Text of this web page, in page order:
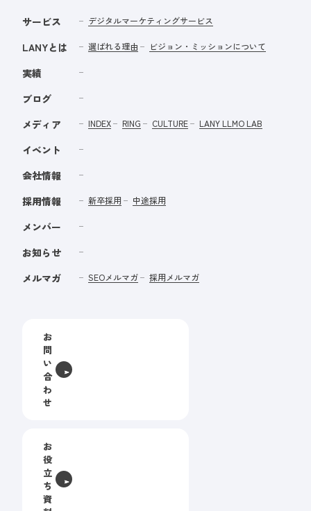
サービス デジタルマーケティングサービス
LANYとは 選ばれる理由 ビジョン・ミッションについて
実績
ブログ
メディア
INDEX RING CULTURE LANY LLMO LAB
イベント
会社情報
採用情報
新卒採用 中途採用
メンバー
お知らせ
メルマガ
SEOメルマガ 採用メルマガ
お
問
い
合
わ
せ
お
役
立
ち
資